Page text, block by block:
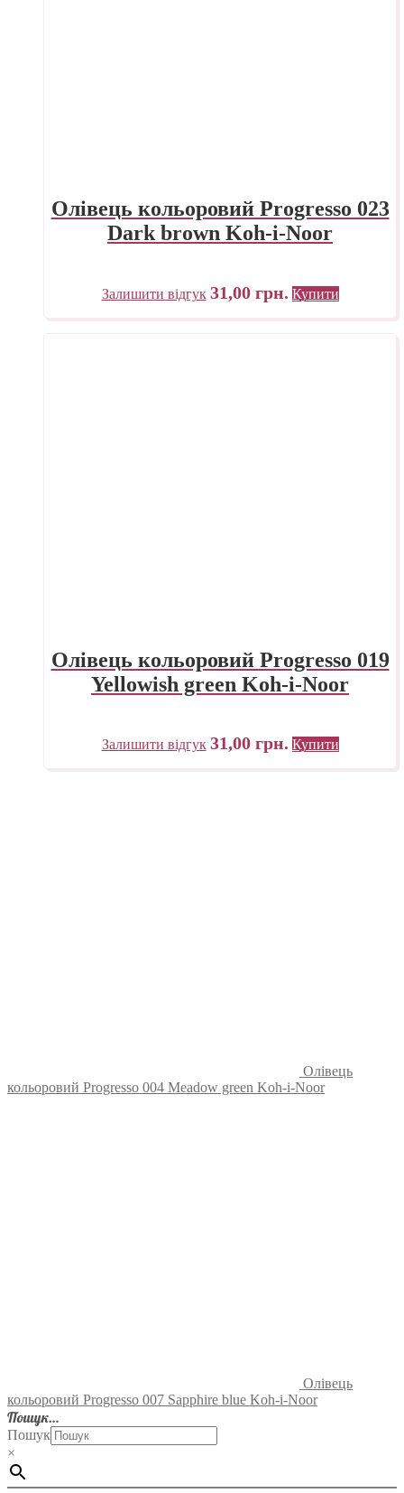
Олівець кольоровий Progresso 023
Dark brown Koh-i-Noor
Залишити відгук 31,00 грн. Купити
Олівець кольоровий Progresso 019
Yellowish green Koh-i-Noor
Залишити відгук 31,00 грн. Купити
Олівець
кольоровий Progresso 004 Meadow green Koh-i-Noor
Олівець
кольоровий Progresso 007 Sapphire blue Koh-i-Noor
Пошук…
Пошук
×